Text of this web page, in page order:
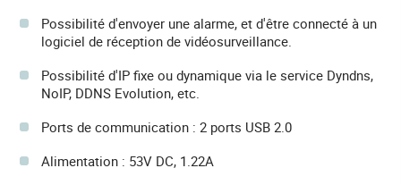
Possibilité d'envoyer une alarme, et d'être connecté à un
logiciel de réception de vidéosurveillance.
Possibilité d'IP fixe ou dynamique via le service Dyndns,
NoIP, DDNS Evolution, etc.
Ports de communication : 2 ports USB 2.0
Alimentation : 53V DC, 1.22A